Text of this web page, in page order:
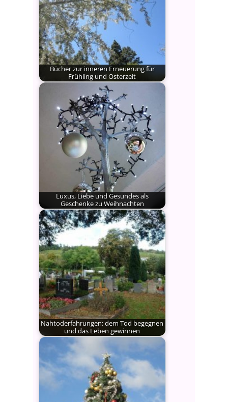
Bücher zur inneren Erneuerung für
Frühling und Osterzeit
Frühling, Zeit der Erneuerung, des
Aufwachens. Nicht nur in der…
Luxus, Liebe und Gesundes als
Geschenke zu Weihnachten
Wieder ist es etwas später mit
meinen Weihnachtsgeschenk-
Vorschlägen geworden: ich…
Nahtoderfahrungen: dem Tod begegnen
und das Leben gewinnen
Feiern Sie den Totensonntag einmal
anders. Lesen Sie hier, wie…